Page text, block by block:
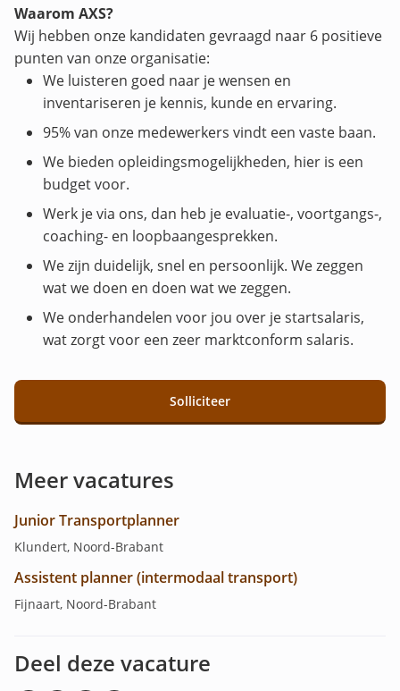
Waarom AXS?
Wij hebben onze kandidaten gevraagd naar 6 positieve
punten van onze organisatie:
We luisteren goed naar je wensen en
inventariseren je kennis, kunde en ervaring.
95% van onze medewerkers vindt een vaste baan.
We bieden opleidingsmogelijkheden, hier is een
budget voor.
Werk je via ons, dan heb je evaluatie-, voortgangs-,
coaching- en loopbaangesprekken.
We zijn duidelijk, snel en persoonlijk. We zeggen
wat we doen en doen wat we zeggen.
We onderhandelen voor jou over je startsalaris,
wat zorgt voor een zeer marktconform salaris.
Solliciteer
Meer vacatures
Junior Transportplanner
Klundert, Noord-Brabant
Assistent planner (intermodaal transport)
Fijnaart, Noord-Brabant
Deel deze vacature